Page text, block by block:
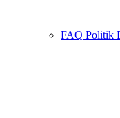
FAQ Politik